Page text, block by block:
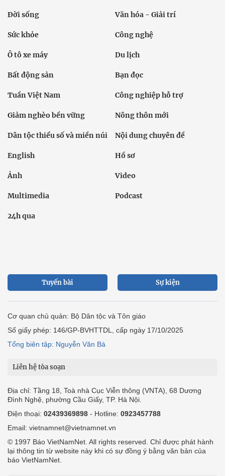
Đời sống Văn hóa - Giải trí
Sức khỏe Công nghệ
Ô tô xe máy Du lịch
Bất động sản Bạn đọc
Tuần Việt Nam Công nghiệp hỗ trợ
Giảm nghèo bền vững Nông thôn mới
Dân tộc thiểu số và miền núi Nội dung chuyên đề
English Hồ sơ
Ảnh Video
Multimedia Podcast
24h qua
Tuyến bài Sự kiện
Cơ quan chủ quản: Bộ Dân tộc và Tôn giáo
Số giấy phép: 146/GP-BVHTTDL, cấp ngày 17/10/2025
Tổng biên tập: Nguyễn Văn Bá
Liên hệ tòa soạn
Địa chỉ: Tầng 18, Toà nhà Cục Viễn thông (VNTA), 68 Dương
Đình Nghệ, phường Cầu Giấy, TP. Hà Nội.
Điện thoại: 02439369898 - Hotline: 0923457788
Email: vietnamnet@vietnamnet.vn
© 1997 Báo VietNamNet. All rights reserved. Chỉ được phát hành
lại thông tin từ website này khi có sự đồng ý bằng văn bản của
báo VietNamNet.